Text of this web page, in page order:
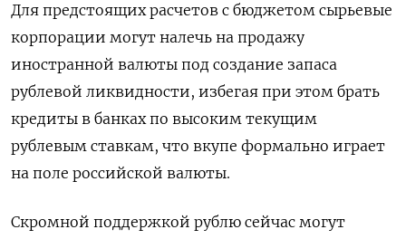
Для предстоящих расчетов с бюджетом сырьевые
корпорации могут налечь на продажу
иностранной валюты под создание запаса
рублевой ликвидности, избегая при этом брать
кредиты в банках по высоким текущим
рублевым ставкам, что вкупе формально играет
на поле российской валюты.
Скромной поддержкой рублю сейчас могут